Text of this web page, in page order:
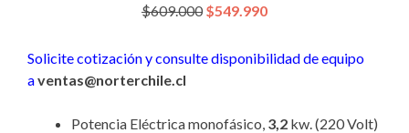
$609.000 El
era:
$549.990El
es:
Solicite cotización y consulte disponibilidad de equipo
aventas@norterchile.cl
Potencia Eléctrica monofásico, 3,2 kw. (220 Volt)